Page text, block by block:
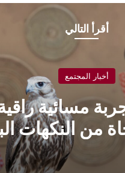
أقرأ التالي
أخبار المجتمع
مسائية
من النكهات